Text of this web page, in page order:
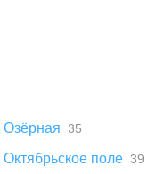
Озёрная 35
Октябрьское поле 39